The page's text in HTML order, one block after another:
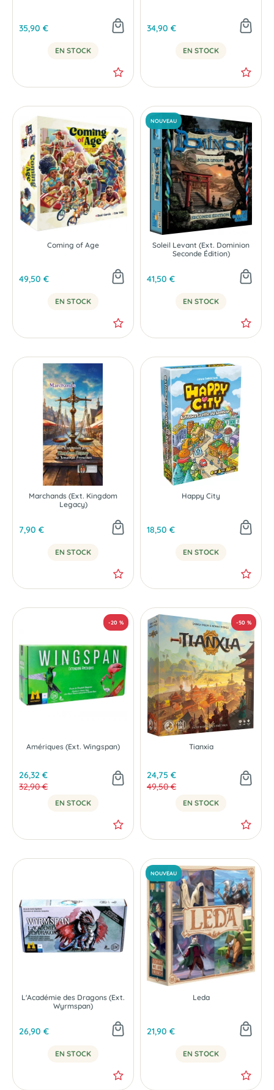
35,90 €
EN STOCK
34,90 €
EN STOCK
Coming of Age
49,50 €
EN STOCK
Soleil Levant (Ext. Dominion
Seconde Édition)
41,50 €
EN STOCK
Marchands (Ext. Kingdom
Legacy)
7,90 €
EN STOCK
Happy City
18,50 €
EN STOCK
Amériques (Ext. Wingspan)
26,32 €
32,90 €
EN STOCK
Tianxia
24,75 €
49,50 €
EN STOCK
L'Académie des Dragons (Ext.
Wyrmspan)
26,90 €
EN STOCK
Leda
21,90 €
EN STOCK